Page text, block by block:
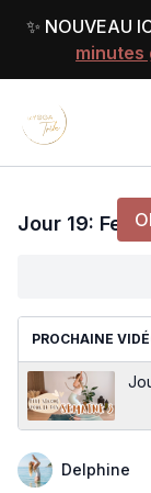
✨ NOUVEAU
minutes
Jour
Jour 19: Feel
PROCHAINE
Delphine